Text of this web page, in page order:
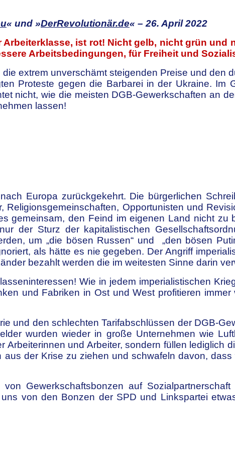
« und »DerRevolutionär.de« – 26. April 2022
Arbeiterklasse, ist rot! Nicht gelb, nicht grün
Arbeitsbedingungen, für Freiheit und
extrem unverschämt steigenden Preise und den
Proteste gegen die Barbarei in der Ukraine. Im
nicht, wie die meisten DGB-Gewerkschaften an
lassen!
Europa zurückgekehrt. Die bürgerlichen
Religionsgemeinschaften, Opportunisten und
gemeinsam, den Feind im eigenen Land nicht
der Sturz der kapitalistischen
um „die bösen Russen“ und „den bösen
als hätte es nie gegeben. Der Angriff
bezahlt werden die im weitesten Sinne darin
Wie in jedem imperialistischen
und Fabriken in Ost und West profitieren
und den schlechten Tarifabschlüssen der DGB-
wurden wieder in große Unternehmen wie
und Arbeiter, sondern füllen lediglich
der Krise zu ziehen und schwafeln davon,
Gewerkschaftsbonzen auf
von den Bonzen der SPD und Linkspartei